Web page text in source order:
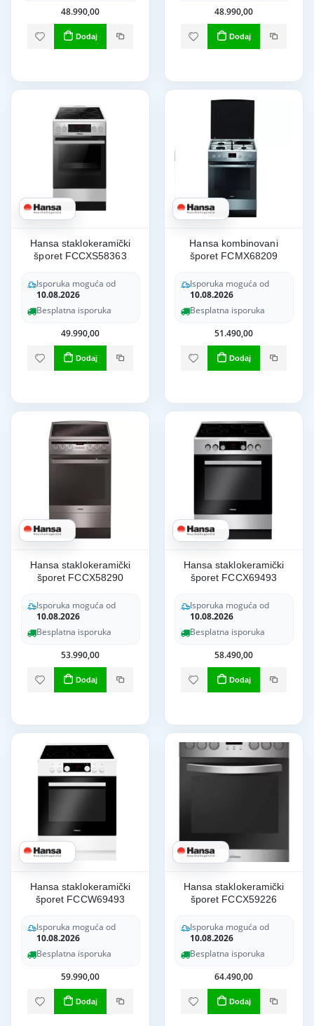
48.990,00
Dodaj
48.990,00
Dodaj
Hansa staklokeramički
šporet FCCXS58363
Isporuka moguća od
10.08.2026
Besplatna isporuka
49.990,00
Dodaj
Hansa kombinovani
šporet FCMX68209
Isporuka moguća od
10.08.2026
Besplatna isporuka
51.490,00
Dodaj
Hansa staklokeramički
šporet FCCX58290
Isporuka moguća od
10.08.2026
Besplatna isporuka
53.990,00
Dodaj
Hansa staklokeramički
šporet FCCX69493
Isporuka moguća od
10.08.2026
Besplatna isporuka
58.490,00
Dodaj
Hansa staklokeramički
šporet FCCW69493
Isporuka moguća od
10.08.2026
Besplatna isporuka
59.990,00
Dodaj
Hansa staklokeramički
šporet FCCX59226
Isporuka moguća od
10.08.2026
Besplatna isporuka
64.490,00
Dodaj